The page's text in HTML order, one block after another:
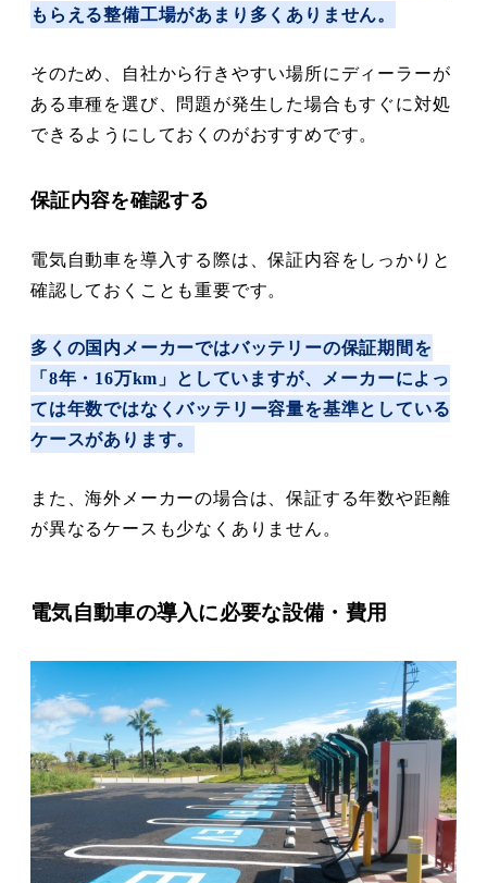
もらえる整備工場があまり多くありません。
そのため、自社から行きやすい場所にディーラーが
ある車種を選び、問題が発生した場合もすぐに対処
できるようにしておくのがおすすめです。
保証内容を確認する
電気自動車を導入する際は、保証内容をしっかりと
確認しておくことも重要です。
多くの国内メーカーではバッテリーの保証期間を
「8年・16万km」としていますが、メーカーによっ
ては年数ではなくバッテリー容量を基準としている
ケースがあります。
また、海外メーカーの場合は、保証する年数や距離
が異なるケースも少なくありません。
電気自動車の導入に必要な設備・費用